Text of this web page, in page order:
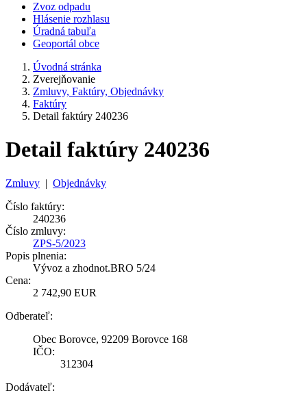
Zvoz odpadu
Hlásenie rozhlasu
Úradná tabuľa
Geoportál obce
Úvodná stránka
Zverejňovanie
Zmluvy, Faktúry, Objednávky
Faktúry
Detail faktúry 240236
Detail faktúry 240236
Zmluvy | Objednávky
Číslo faktúry:
240236
Číslo zmluvy:
ZPS-5/2023
Popis plnenia:
Vývoz a zhodnot.BRO 5/24
Cena:
2 742,90 EUR
Odberateľ:
Obec Borovce, 92209 Borovce 168
IČO:
312304
Dodávateľ: